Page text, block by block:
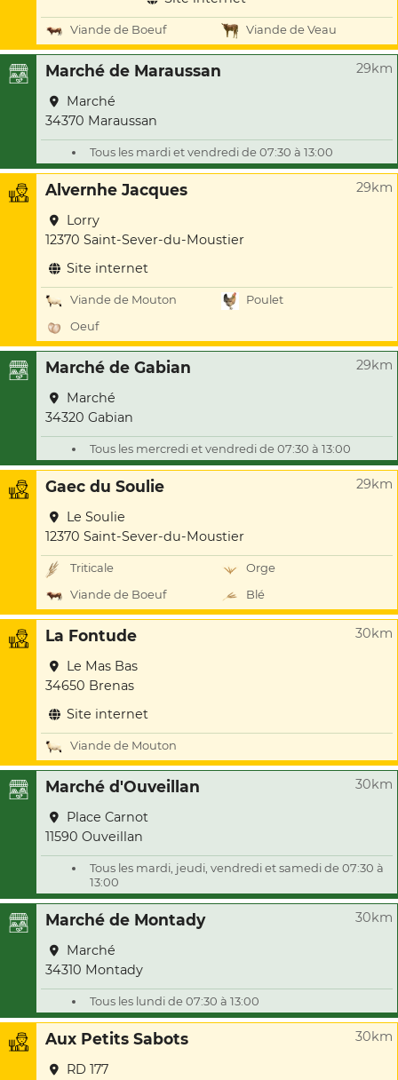
Viande de Boeuf Viande de Veau
Marché de Maraussan 29km
Marché
34370 Maraussan
Tous les mardi et vendredi de 07:30 à 13:00
Alvernhe Jacques 29km
Lorry
12370 Saint-Sever-du-Moustier
Site internet
Viande de Mouton
Poulet
Oeuf
Marché de Gabian 29km
Marché
34320 Gabian
Tous les mercredi et vendredi de 07:30 à 13:00
Gaec du Soulie 29km
Le Soulie
12370 Saint-Sever-du-Moustier
Triticale
Orge
Viande de Boeuf
Blé
La Fontude 30km
Le Mas Bas
34650 Brenas
Site internet
Viande de Mouton
Marché d'Ouveillan 30km
Place Carnot
11590 Ouveillan
Tous les mardi, jeudi, vendredi et samedi de 07:30 à
13:00
Marché de Montady 30km
Marché
34310 Montady
Tous les lundi de 07:30 à 13:00
Aux Petits Sabots 30km
RD 177